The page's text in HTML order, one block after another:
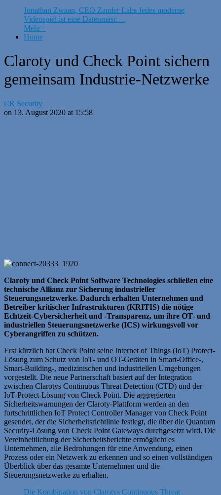
Jonathan Zwaan, CEO Zander Labs Jedes moderne
Videospiel ist eine Datenmasc ...
Mehr+
Home
Claroty und Check Point sichern
gemeinsam Industrie-Netzwerke
CR Security
on 13. August 2020 at 15:58
Claroty und Check Point Software Technologies schließen eine
technische Allianz zur Sicherung industrieller
Steuerungsnetzwerke. Dadurch erhalten Unternehmen und
Betreiber kritischer Infrastrukturen (KRITIS) die nötige
Echtzeit-Cybersicherheit und -Transparenz, um ihre OT- und
industriellen Steuerungsnetzwerke (ICS) wirkungsvoll vor
Cyberangriffen zu schützen.
Erst kürzlich hat Check Point seine Internet of Things (IoT) Protect-
Lösung zum Schutz von IoT- und OT-Geräten in Smart-Office-,
Smart-Building-, medizinischen und industriellen Umgebungen
vorgestellt. Die neue Partnerschaft basiert auf der Integration
zwischen Clarotys Continuous Threat Detection (CTD) und der
IoT-Protect-Lösung von Check Point. Die aggregierten
Sicherheitswarnungen der Claroty-Plattform werden an den
fortschrittlichen IoT Protect Controller Manager von Check Point
gesendet, der die Sicherheitsrichtlinie festlegt, die über die Quantum
Security-Lösung von Check Point Gateways durchgesetzt wird. Die
Vereinheitlichung der Sicherheitsberichte ermöglicht es
Unternehmen, alle Bedrohungen für eine Anwendung, einen
Prozess oder ein Netzwerk zu erkennen und so einen vollständigen
Überblick über das gesamte Unternehmen und die
Steuerungsnetzwerke zu erhalten.
Die Kombination von Clarotys Continuous Threat